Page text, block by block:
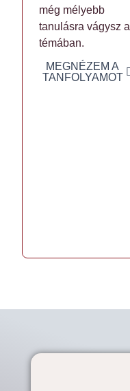
még mélyebb
tanulásra vágysz a
témában.
MEGNÉZEM A
TANFOLYAMOT